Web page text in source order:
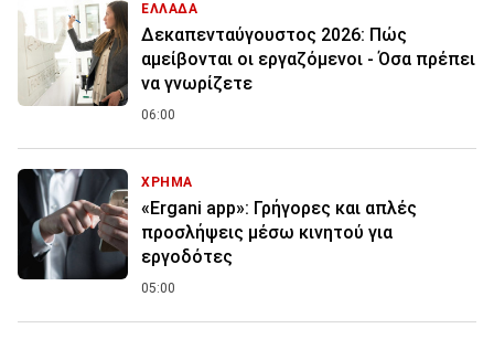
ΕΛΛΑΔΑ
Δεκαπενταύγουστος 2026: Πώς
αμείβονται οι εργαζόμενοι - Όσα πρέπει
να γνωρίζετε
06:00
ΧΡΗΜΑ
«Ergani app»: Γρήγορες και απλές
προσλήψεις μέσω κινητού για
εργοδότες
05:00